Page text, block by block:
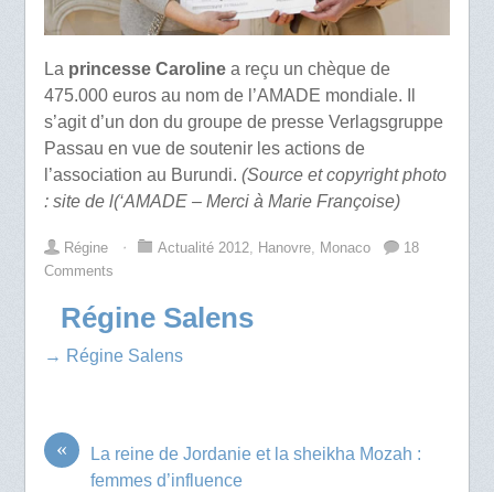
La princesse Carolinea reçu un chèque de
475.000 euros au nom de l’AMADE mondiale. Il
s’agit d’un don du groupe de presse Verlagsgruppe
Passau en vue de soutenir les actions de
l’association au Burundi. (Source et copyright photo
: site de l(‘AMADE – Merci à Marie Françoise)
Régine ⋅ Actualité 2012, Hanovre, Monaco
18
Comments
Régine Salens
→ Régine Salens
«
La reine de Jordanie et la sheikha Mozah :
femmes d’influence